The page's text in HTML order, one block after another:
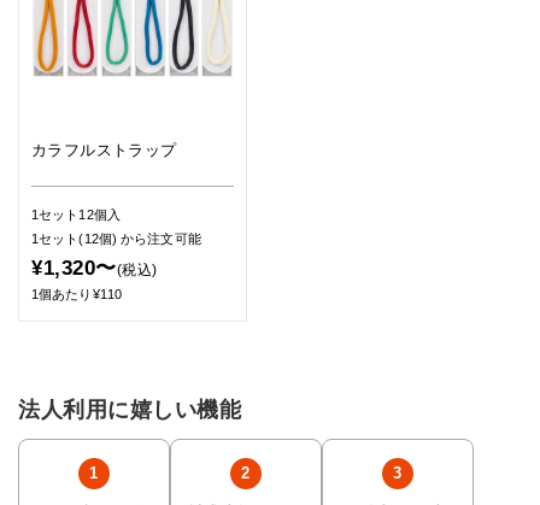
カラフルストラップ
1セット12個入
1セット(12個)から注文可能
¥1,320〜(税込)
1個あたり¥110
法人利用に嬉しい機能